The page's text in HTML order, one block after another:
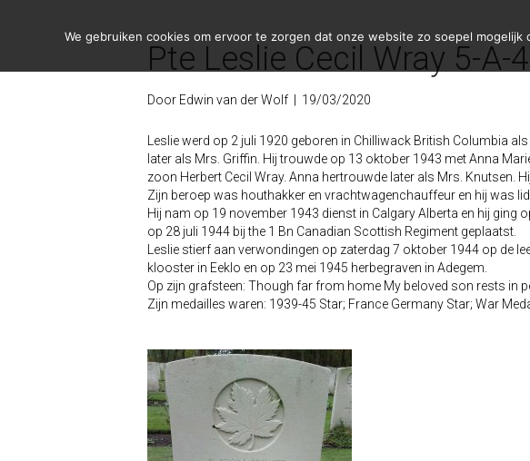
Pte Leslie Cecil Wray 5-A-4
Door Edwin van der Wolf 19/03/2020
Leslie werd op 2 juli 1920 geboren in Chilliwack British Columbia
later als Mrs. Griffin. Hij trouwde op 13 oktober 1943 met Anna
zoon Herbert Cecil Wray. Anna hertrouwde later als Mrs. Knutsen.
Zijn beroep was houthakker en vrachtwagenchauffeur en hij was
Hij nam op 19 november 1943 dienst in Calgary Alberta en hij ging
op 28 juli 1944 bij the 1 Bn Canadian Scottish Regiment geplaatst.
Leslie stierf aan verwondingen op zaterdag 7 oktober 1944 op de
klooster in Eeklo en op 23 mei 1945 herbegraven in Adegem.
Op zijn grafsteen: Though far from home My beloved son rests in
Zijn medailles waren: 1939-45 Star; France Germany Star; War
We gebruiken cookies om ervoor te zorgen dat onze website zo soepel